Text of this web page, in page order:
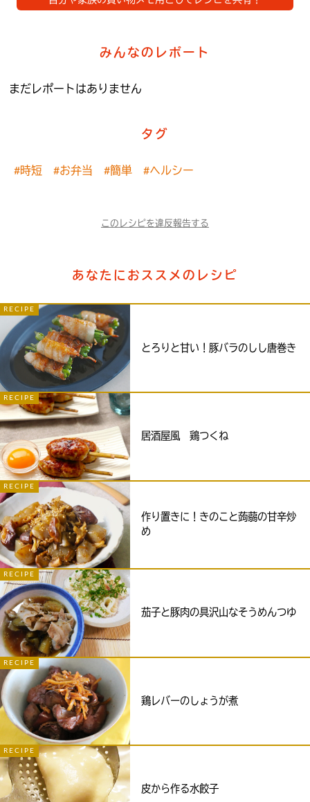
みんなのレポート
まだレポートはありません
タグ
#時短 #お弁当 #簡単 #ヘルシー
このレシピを違反報告する
あなたにおススメのレシピ
RECIPE
とろりと甘い！豚バラのしし唐巻き
RECIPE
居酒屋風 鶏つくね
RECIPE
作り置きに！きのこと蒟蒻の甘辛炒
め
RECIPE
茄子と豚肉の具沢山なそうめんつゆ
RECIPE
鶏レバーのしょうが煮
RECIPE
皮から作る水餃子